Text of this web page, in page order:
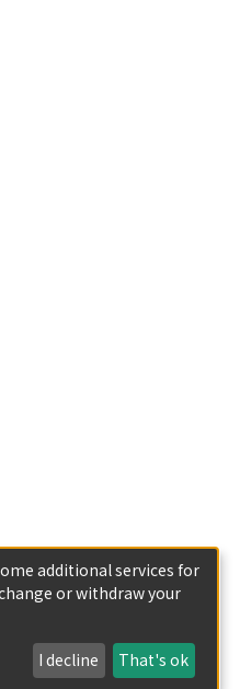
additional services for
change or withdraw your
I decline That's ok